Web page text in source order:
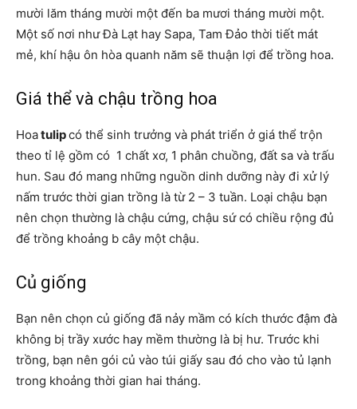
mười lăm tháng mười một đến ba mươi tháng mười một.
Một số nơi như Đà Lạt hay Sapa, Tam Đảo thời tiết mát
mẻ, khí hậu ôn hòa quanh năm sẽ thuận lợi để trồng hoa.
Giá thể và chậu trồng hoa
Hoatulipcó thể sinh trưởng và phát triển ở giá thể trộn
theo tỉ lệ gồm có 1 chất xơ, 1 phân chuồng, đất sa và trấu
hun. Sau đó mang những nguồn dinh dưỡng này đi xử lý
nấm trước thời gian trồng là từ 2 – 3 tuần. Loại chậu bạn
nên chọn thường là chậu cứng, chậu sứ có chiều rộng đủ
để trồng khoảng b cây một chậu.
Củ giống
Bạn nên chọn củ giống đã nảy mầm có kích thước đậm đà
không bị trầy xước hay mềm thường là bị hư. Trước khi
trồng, bạn nên gói củ vào túi giấy sau đó cho vào tủ lạnh
trong khoảng thời gian hai tháng.